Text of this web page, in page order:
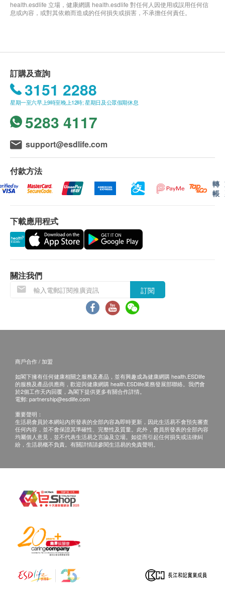
health.esdlife 立場，健康網購 health.esdlife 對任何人因使用或誤用任何信
息或內容，或對其依賴而造成的任何損失或損害，不承擔任何責任。
訂購及查詢
3151 2288
星期一至六早上9時至晚上12時; 星期日及公眾假期休息
5283 4117
support@esdlife.com
付款方法
轉
帳
下載應用程式
關注我們
訂閱
商戶合作 / 加盟
如閣下擁有任何健康相關之服務及產品，並有興趣成為健康網購 health.ESDlife
的服務及產品供應商，歡迎與健康網購 health.ESDlife業務發展部聯絡。我們會
於2個工作天內回覆，為閣下提供更多有關合作詳情。
電郵: partnership@esdlife.com
重要聲明：
生活易會員於本網站內所發表的全部內容為即時更新，因此生活易不會預先審查
任何內容，並不會保證其準確性、完整性及質量。此外，會員所發表的全部內容
均屬個人意見，並不代表生活易之言論及立場。如從而引起任何損失或法律糾
紛，生活易概不負責。有關詳情請參閱生活易的免責聲明。